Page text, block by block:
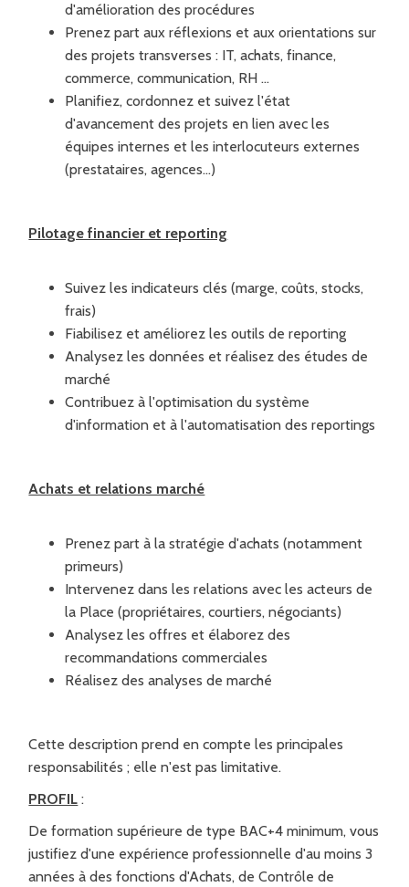
d'amélioration des procédures
Prenez part aux réflexions et aux orientations sur
des projets transverses : IT, achats, finance,
commerce, communication, RH …
Planifiez, cordonnez et suivez l'état
d'avancement des projets en lien avec les
équipes internes et les interlocuteurs externes
(prestataires, agences…)
Pilotage financier et reporting
Suivez les indicateurs clés (marge, coûts, stocks,
frais)
Fiabilisez et améliorez les outils de reporting
Analysez les données et réalisez des études de
marché
Contribuez à l'optimisation du système
d'information et à l'automatisation des reportings
Achats et relations marché
Prenez part à la stratégie d'achats (notamment
primeurs)
Intervenez dans les relations avec les acteurs de
la Place (propriétaires, courtiers, négociants)
Analysez les offres et élaborez des
recommandations commerciales
Réalisez des analyses de marché
Cette description prend en compte les principales
responsabilités ; elle n'est pas limitative.
PROFIL :
De formation supérieure de type BAC+4 minimum, vous
justifiez d'une expérience professionnelle d'au moins 3
années à des fonctions d'Achats, de Contrôle de